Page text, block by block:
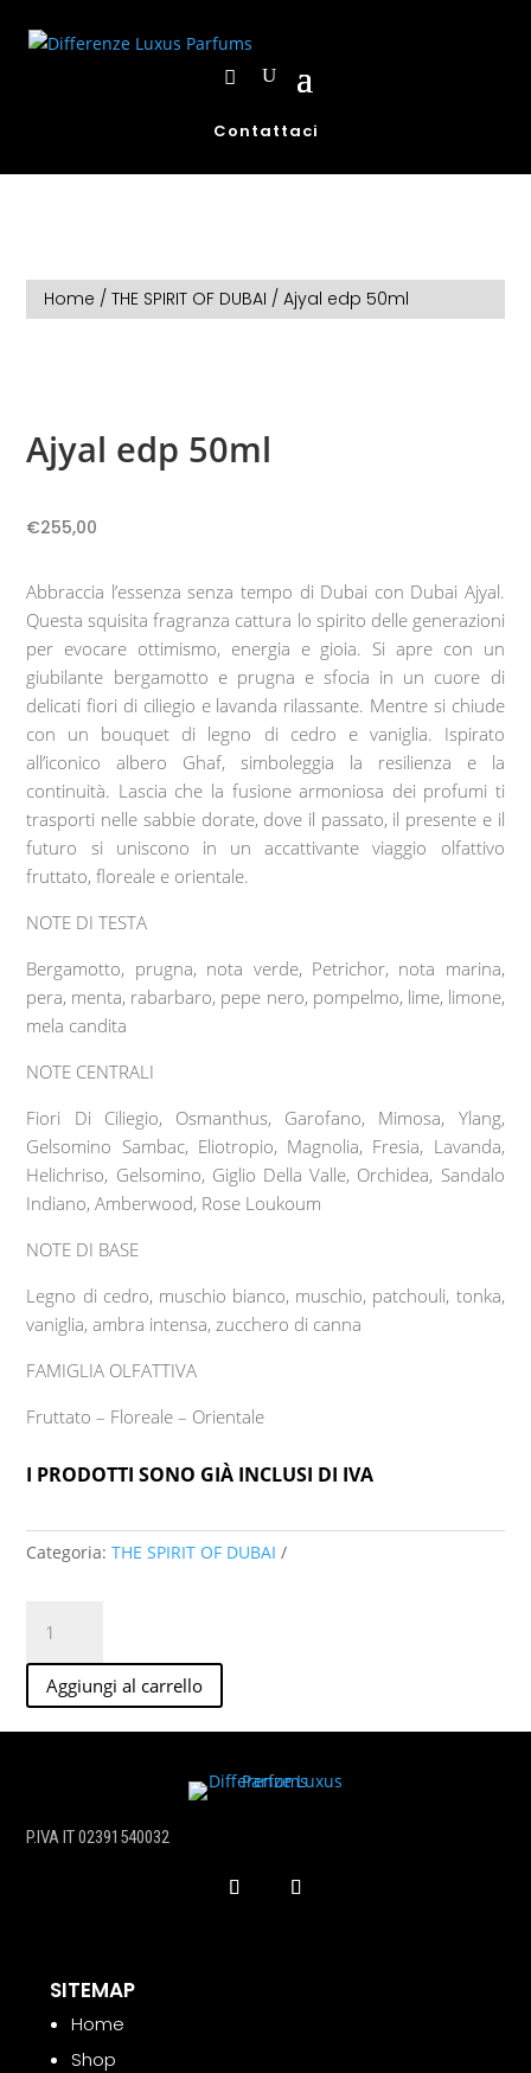
Contattaci
Home /THE SPIRIT OF DUBAI / Ajyal edp 50ml
Ajyal edp 50ml
€255,00
Abbraccia l’essenza senza tempo di Dubai con Dubai Ajyal.
Questa squisita fragranza cattura lo spirito delle generazioni
per evocare ottimismo, energia e gioia. Si apre con un
giubilante bergamotto e prugna e sfocia in un cuore di
delicati fiori di ciliegio e lavanda rilassante. Mentre si chiude
con un bouquet di legno di cedro e vaniglia. Ispirato
all’iconico albero Ghaf, simboleggia la resilienza e la
continuità. Lascia che la fusione armoniosa dei profumi ti
trasporti nelle sabbie dorate, dove il passato, il presente e il
futuro si uniscono in un accattivante viaggio olfattivo
fruttato, floreale e orientale.
NOTE DI TESTA
Bergamotto, prugna, nota verde, Petrichor, nota marina,
pera, menta, rabarbaro, pepe nero, pompelmo, lime, limone,
mela candita
NOTE CENTRALI
Fiori Di Ciliegio, Osmanthus, Garofano, Mimosa, Ylang,
Gelsomino Sambac, Eliotropio, Magnolia, Fresia, Lavanda,
Helichriso, Gelsomino, Giglio Della Valle, Orchidea, Sandalo
Indiano, Amberwood, Rose Loukoum
NOTE DI BASE
Legno di cedro, muschio bianco, muschio, patchouli, tonka,
vaniglia, ambra intensa, zucchero di canna
FAMIGLIA OLFATTIVA
Fruttato – Floreale – Orientale
I PRODOTTI SONO GIÀ INCLUSI DI IVA
Categoria:THE SPIRIT OF DUBAI
edp
50ml
quantità
Aggiungi al carrello
P.IVA IT 02391540032
SITEMAP
Home
Shop